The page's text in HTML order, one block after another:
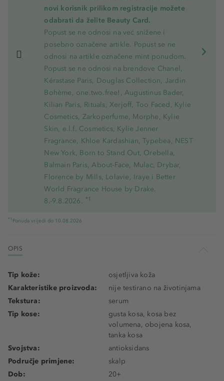
novi korisnik prilikom registracije možete
odabrati da želite Beauty Card.
Popust se ne odnosi na već snižene i
posebno označene artikle. Popust se ne
odnosi na artikle označene mint ponudom.
Popust se ne odnosi na brendove Chanel,
Kérastase Paris, Douglas Collection, Jardin
Bohème, one.two.free!, Augustinus Bader,
Kilian Paris, Rituals, Xerjoff, Too Faced, Kylie
Cosmetics, Zarkoperfume, Morphe, Kylie
Skin, e.l.f. Cosmetics, Kylie Jenner
Fragrance, Khloe Kardashian, Typebea, NEST
New York, Born to Stand Out, Orebella,
Balmain Paris, About-Face, Mulac, Drybar,
Florence by Mills, Lolavie, Iraye i Better
World Fragrance House by Drake.
8.-9.8.2026. *1
*1 Ponuda vrijedi do 10.08.2026
OPIS
Tip kože:
osjetljiva koža
Karakteristike proizvoda:
nije testirano na životinjama
Tekstura:
serum
Tip kose:
gusta kosa, kosa bez
volumena, obojena kosa,
tanka kosa
Svojstva:
antioksidans
Područje primjene:
skalp
Dob:
20+